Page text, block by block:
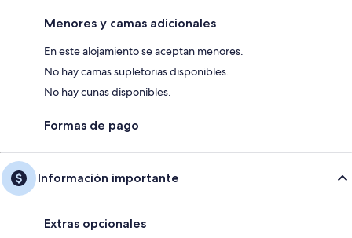
Menores y camas adicionales
En este alojamiento se aceptan menores.
No hay camas supletorias disponibles.
No hay cunas disponibles.
Formas de pago
Información importante
Extras opcionales